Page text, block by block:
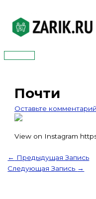
содержимому
Главное
Почти
Оставьте комментарий
View on Instagram
← Предыдущая Запись
Следующая Запись →